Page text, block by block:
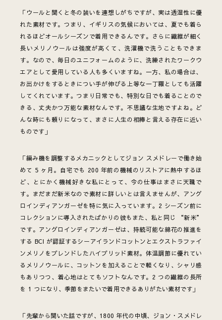
「ウールと聞くと冬の装いを連想しがちですが、実は透湿性に優
れた素材です。つまり、イギリスの気候においては、夏でも着ら
れるほどオールシーズンで着用できるんです。さらに繊維が細く
長いメリノウールは強度が高くて、洗濯機で洗うこともできま
す。なので、毎日のユニフォームのように、洗練されたワークウ
エアとして愛用している人も多くいますね。一方、私の場合は、
お出かけをするときについ手が伸びる上等な一丁羅としても活躍
してくれています。つまり日常でも、特別な日でも着ることので
きる、丈夫かつ万能な素材なんです。不思議な生地ですよね。ど
んな時にも頼りになって、まさに人生の相棒と言える存在に近い
ものです」
「編み機を調整するメカニックとしてジョン スメドレーで働き始
めて 5 ヶ月。自宅でも 200 年前の機械のリストアに熱中するほ
ど、とにかく機械好きな私にとって、今の仕事はまさに天職で
す。まだまだ新米なので素材に詳しいとは言えませんが、アング
ロインディアンガーゼを特に気に入っています。2 シーズン前に
コレクションに導入されたばかりの彼もまた、私と同じ “新米”
です。アングロインディアンガーゼは、持続可能な綿花の推進を
する BCI が認証するシーアイランドコットンとエクストラファイ
ンメリノをブレンドしたハイブリッド素材。体温調節に優れてい
るメリノウールに、コットンを加えることで軽くなり、シャリ感
もありつつ、着心地はとてもソフトなんです。2 つの繊維の長所
を 1 つになり、季節をまたいで着用できるありがたい素材です」
「先輩から聞いた話ですが、1800 年代の中頃、ジョン・スメドレ